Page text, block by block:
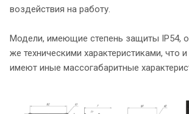
воздействия на работу.
Модели, имеющие степень защиты IP54,
же техническими характеристиками, что
имеют иные массогабаритные